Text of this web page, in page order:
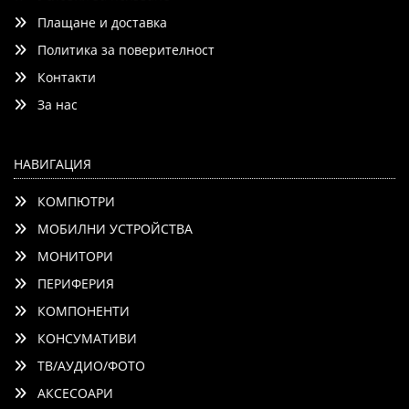
Плащане и доставка
Политика за поверителност
Контакти
За нас
НАВИГАЦИЯ
КОМПЮТРИ
МОБИЛНИ УСТРОЙСТВА
МОНИТОРИ
ПЕРИФЕРИЯ
КОМПОНЕНТИ
КОНСУМАТИВИ
ТВ/АУДИО/ФОТО
АКСЕСОАРИ